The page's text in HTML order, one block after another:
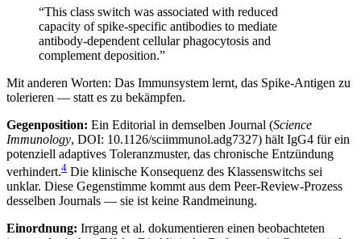
“This class switch was associated with reduced
capacity of spike-specific antibodies to mediate
antibody-dependent cellular phagocytosis and
complement deposition.”
Mit anderen Worten: Das Immunsystem lernt, das Spike-Antigen zu
tolerieren — statt es zu bekämpfen.
Gegenposition: Ein Editorial in demselben Journal (Science
Immunology, DOI: 10.1126/sciimmunol.adg7327) hält IgG4 für ein
potenziell adaptives Toleranzmuster, das chronische Entzündung
verhindert.4 Die klinische Konsequenz des Klassenswitchs sei
unklar. Diese Gegenstimme kommt aus dem Peer-Review-Prozess
desselben Journals — sie ist keine Randmeinung.
Einordnung: Irrgang et al. dokumentieren einen beobachteten